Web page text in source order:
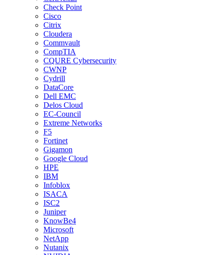
Check Point
Cisco
Citrix
Cloudera
Commvault
CompTIA
CQURE Cybersecurity
CWNP
Cydrill
DataCore
Dell EMC
Delos Cloud
EC-Council
Extreme Networks
F5
Fortinet
Gigamon
Google Cloud
HPE
IBM
Infoblox
ISACA
ISC2
Juniper
KnowBe4
Microsoft
NetApp
Nutanix